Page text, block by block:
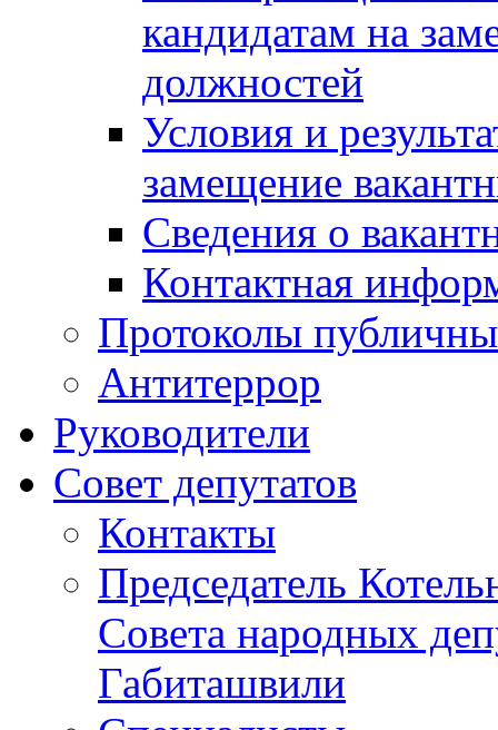
кандидатам на
должностей
Условия и
замещение
Сведения о
Контактная
Протоколы
Антитеррор
Руководители
Совет депутатов
Контакты
Председатель
Совета народных
Габиташвили